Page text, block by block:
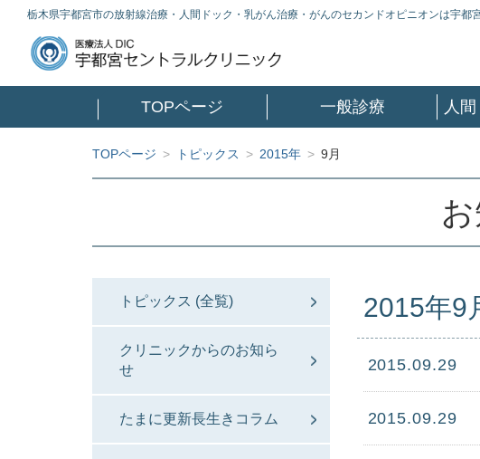
栃木県宇都宮市の放射線治療・人間ドック・乳がん治療・がんのセカンドオピニオンは宇都
TOPページ 一般診療 人
TOPページ > トピックス > 2015年 > 9月
2015年9
2015.09.29
2015.09.29
トピックス (全覧)
クリニックからのお知ら
せ
たまに更新長生きコラム